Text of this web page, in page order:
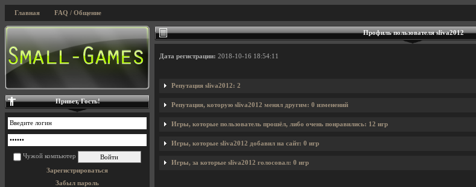
Главная FAQ / Общение
Профиль пользователя sliva2012
Дата регистрации: 2018-10-16 18:54:11
Репутация sliva2012: 2
Репутация, которую sliva2012 менял другим: 0 изменений
Игры, которые пользователь прошёл, либо очень понравились: 12 игр
Игры, которые sliva2012 добавил на сайт: 0 игр
Игры, за которые sliva2012 голосовал: 0 игр
Привет, Гость!
Чужой компьютер
Зарегистрироваться
Забыл пароль